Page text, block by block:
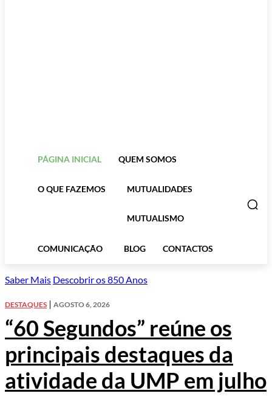
PÁGINA INICIAL QUEM SOMOS
O QUE FAZEMOS MUTUALIDADES
MUTUALISMO
COMUNICAÇÃO BLOG CONTACTOS
Saber Mais Descobrir os 850 Anos
DESTAQUES AGOSTO 6, 2026
“60 Segundos” reúne os
principais destaques da
atividade da UMP em julho